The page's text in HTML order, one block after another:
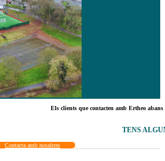
Els clients que contacten amb Ertheo
TENS
Contacta amb nosaltres